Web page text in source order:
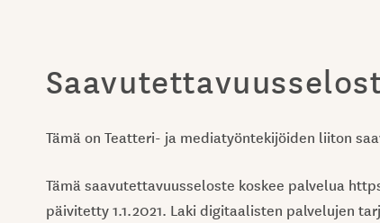
Tämä on Teatteri- ja mediatyöntekijöiden liiton
Tämä saavutettavuusseloste koskee palvelua
päivitetty 1.1.2021. Laki digitaalisten palvelujen